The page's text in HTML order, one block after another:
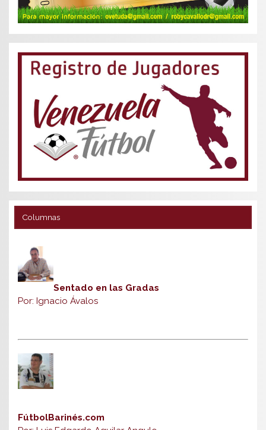
Columnas
Sentado en las Gradas
Por: Ignacio Ávalos
FútbolBarinés.com